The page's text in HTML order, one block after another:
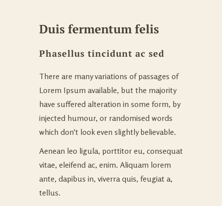
Duis fermentum felis
Phasellus tincidunt ac sed
There are many variations of passages of
Lorem Ipsum available, but the majority
have suffered alteration in some form, by
injected humour, or randomised words
which don’t look even slightly believable.
Aenean leo ligula, porttitor eu, consequat
vitae, eleifend ac, enim. Aliquam lorem
ante, dapibus in, viverra quis, feugiat a,
tellus.